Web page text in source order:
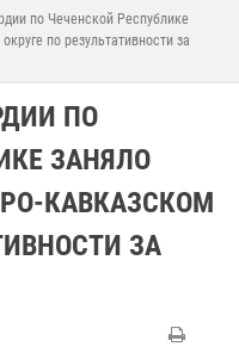
по Чеченской Республике
по результативности за
ПО
ЗАНЯЛО
КАВКАЗСКОМ
ЗА